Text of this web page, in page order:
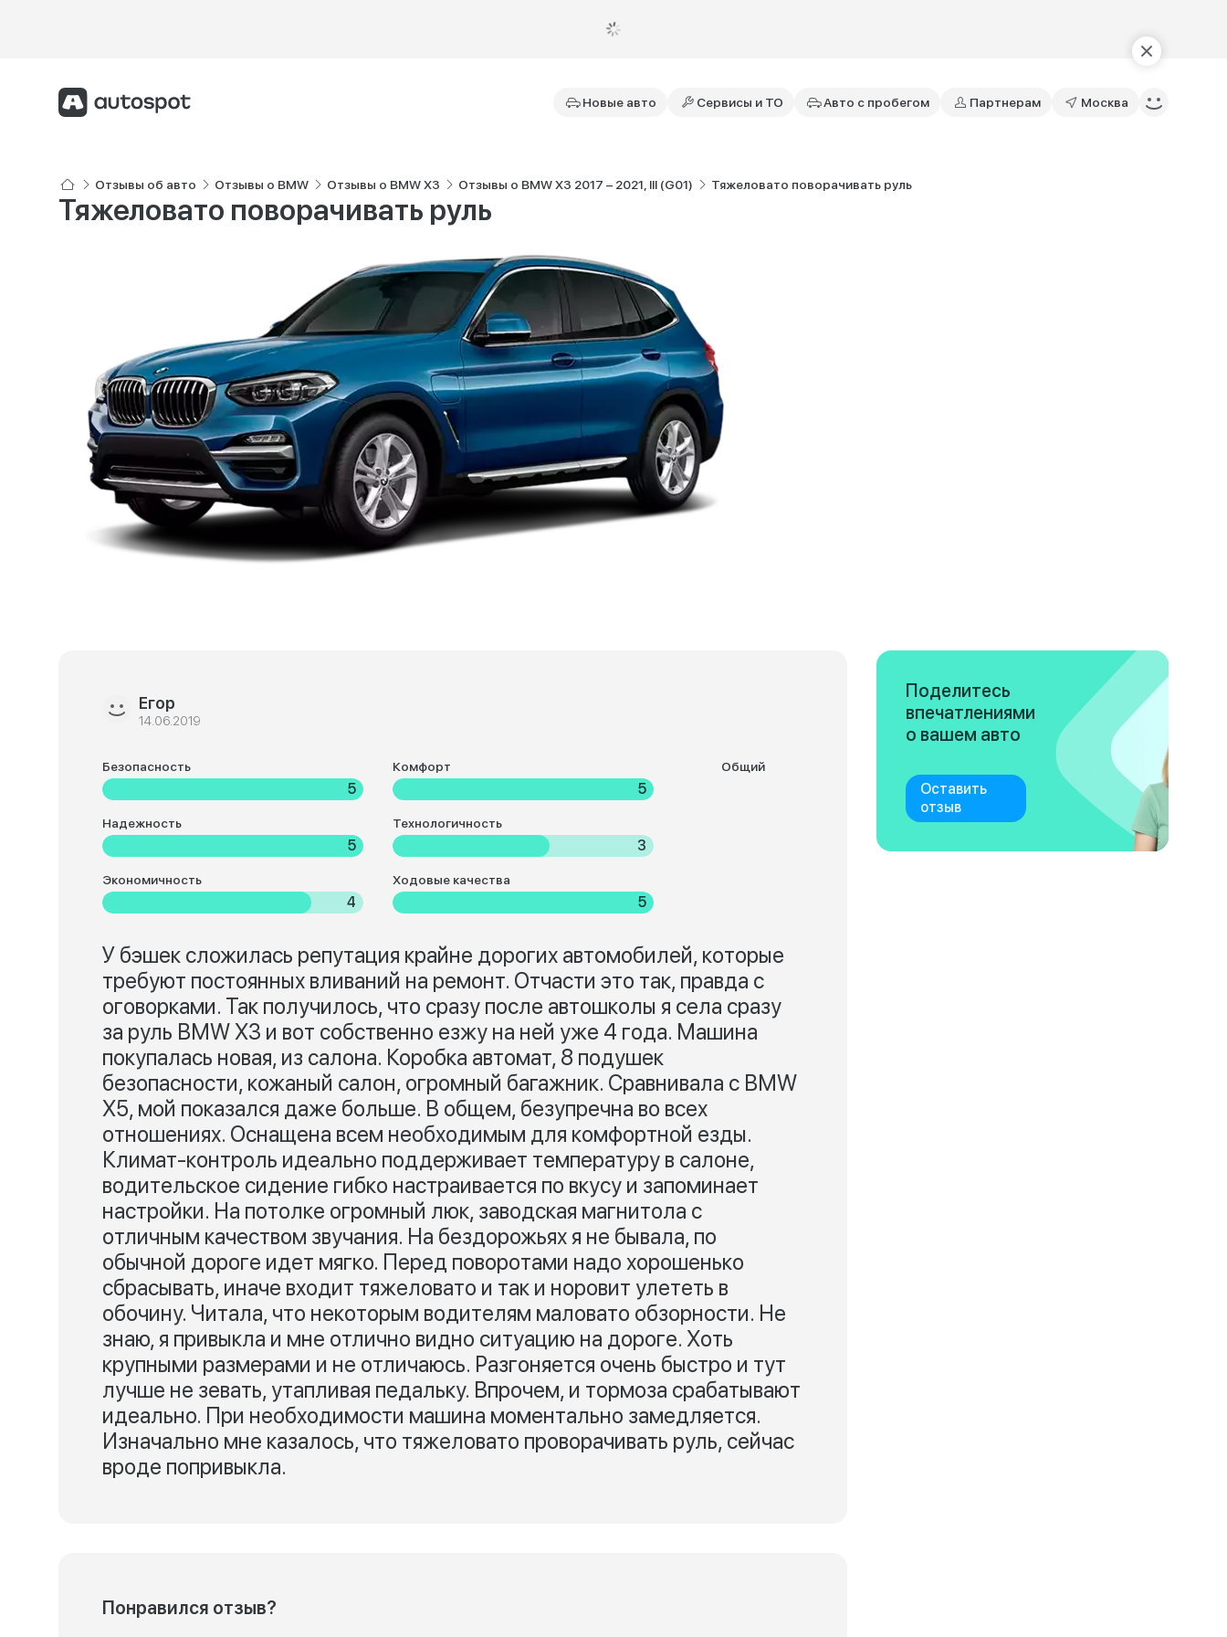
Новые авто Сервисы и ТО Авто с пробегом Партнерам Москва
Отзывы об авто Отзывы о BMW Отзывы о BMW X3 Отзывы о BMW X3 2017 – 2021, III (G01) Тяжеловато поворачивать руль
Тяжеловато поворачивать руль
Егор
14.06.2019
Безопасность
5
Комфорт
5
Надежность
5
Технологичность
3
Экономичность
4
Ходовые качества
5
Общий
У бэшек сложилась репутация крайне дорогих автомобилей, которые
требуют постоянных вливаний на ремонт. Отчасти это так, правда с
оговорками. Так получилось, что сразу после автошколы я села сразу
за руль BMW X3 и вот собственно езжу на ней уже 4 года. Машина
покупалась новая, из салона. Коробка автомат, 8 подушек
безопасности, кожаный салон, огромный багажник. Сравнивала с BMW
X5, мой показался даже больше. В общем, безупречна во всех
отношениях. Оснащена всем необходимым для комфортной езды.
Климат-контроль идеально поддерживает температуру в салоне,
водительское сидение гибко настраивается по вкусу и запоминает
настройки. На потолке огромный люк, заводская магнитола с
отличным качеством звучания. На бездорожьях я не бывала, по
обычной дороге идет мягко. Перед поворотами надо хорошенько
сбрасывать, иначе входит тяжеловато и так и норовит улететь в
обочину. Читала, что некоторым водителям маловато обзорности. Не
знаю, я привыкла и мне отлично видно ситуацию на дороге. Хоть
крупными размерами и не отличаюсь. Разгоняется очень быстро и тут
лучше не зевать, утапливая педальку. Впрочем, и тормоза срабатывают
идеально. При необходимости машина моментально замедляется.
Изначально мне казалось, что тяжеловато проворачивать руль, сейчас
вроде попривыкла.
Понравился отзыв?
Поделитесь
впечатлениями
о вашем авто
Оставить
отзыв